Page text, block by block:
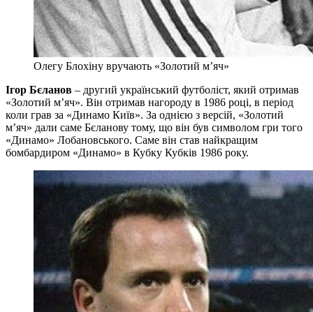
Олегу Блохіну вручають «Золотий м’яч»
Ігор Бєланов – другий український футболіст, який отримав
«Золотий м’яч». Він отримав нагороду в 1986 році, в період
коли грав за «Динамо Київ». За однією з версій, «Золотий
м’яч» дали саме Бєланову тому, що він був символом гри того
«Динамо» Лобановського. Саме він став найкращим
бомбардиром «Динамо» в Кубку Кубків 1986 року.